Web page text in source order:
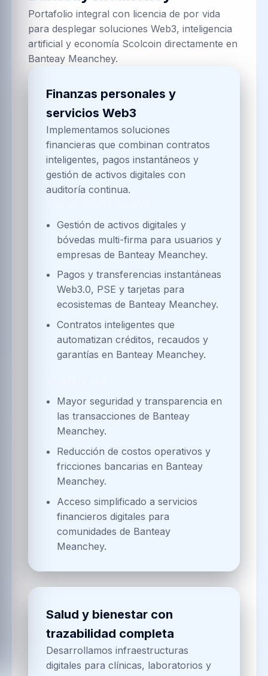
Portafolio integral con licencia de por vida
para desplegar soluciones Web3, inteligencia
artificial y economía Scolcoin directamente en
Banteay Meanchey.
Finanzas personales y
servicios Web3
Implementamos soluciones
financieras que combinan contratos
inteligentes, pagos instantáneos y
gestión de activos digitales con
auditoría continua.
Gestión de activos digitales y
bóvedas multi-firma para usuarios y
empresas de Banteay Meanchey.
Pagos y transferencias instantáneas
Web3.0, PSE y tarjetas para
ecosistemas de Banteay Meanchey.
Contratos inteligentes que
automatizan créditos, recaudos y
garantías en Banteay Meanchey.
Mayor seguridad y transparencia en
las transacciones de Banteay
Meanchey.
Reducción de costos operativos y
fricciones bancarias en Banteay
Meanchey.
Acceso simplificado a servicios
financieros digitales para
comunidades de Banteay
Meanchey.
Salud y bienestar con
trazabilidad completa
Desarrollamos infraestructuras
digitales para clínicas, laboratorios y